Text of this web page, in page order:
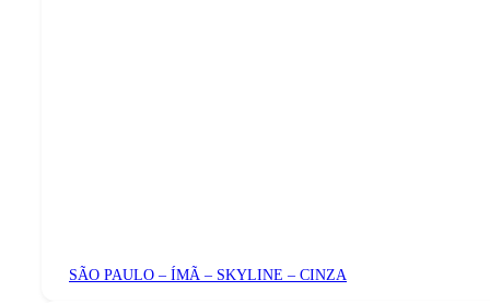
SÃO PAULO – ÍMÃ – SKYLINE – CINZA